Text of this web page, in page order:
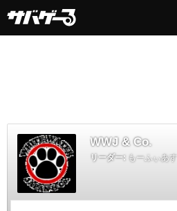
WWJ & Co.
リーダー: もーふぃあす